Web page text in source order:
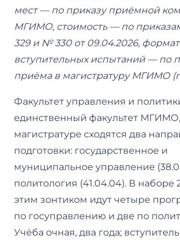
мест — по приказу приёмной
МГИМО, стоимость — по
329 и № 330 от 09.04.2026,
вступительных испытаний — по
приёма в магистратуру МГИМО
Факультет управления и
единственный факультет МГИМО,
магистратуре сходятся два
подготовки: государственное и
муниципальное управление
политология (41.04.04). В наборе
этим зонтиком идут четыре
по госуправлению и две по
Учёба очная, два года;